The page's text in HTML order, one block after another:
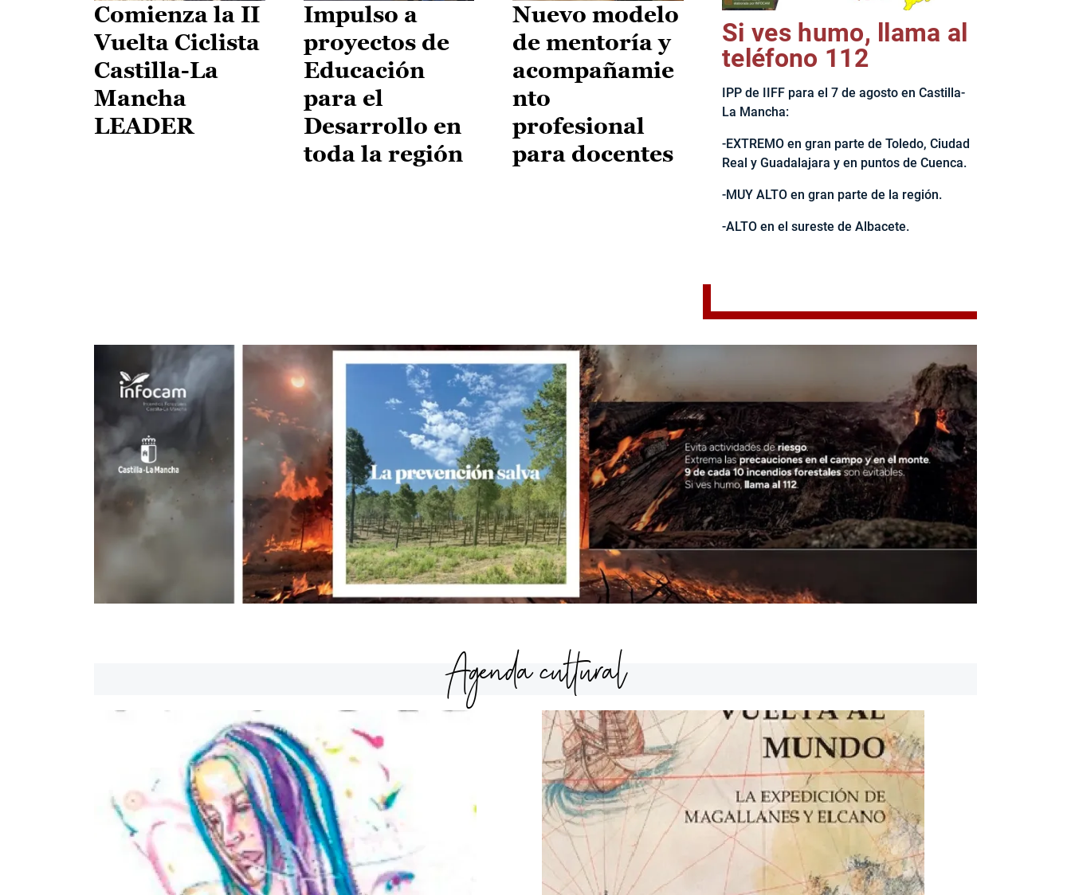
Comienza la II
Vuelta Ciclista
Castilla-La
Mancha
LEADER
Impulso a
proyectos de
Educación
para el
Desarrollo en
toda la región
Nuevo modelo
de mentoría y
acompañamie
nto
profesional
para docentes
Si ves humo, llama al
teléfono 112
IPP de IIFF para el 7 de agosto en Castilla-
La Mancha:
-EXTREMO en gran parte de Toledo, Ciudad
Real y Guadalajara y en puntos de Cuenca.
-MUY ALTO en gran parte de la región.
-ALTO en el sureste de Albacete.
Agenda cultural